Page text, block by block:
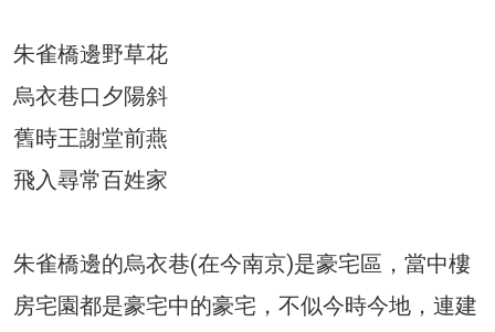
朱雀橋邊野草花
烏衣巷口夕陽斜
舊時王謝堂前燕
飛入尋常百姓家
朱雀橋邊的烏衣巷(在今南京)是豪宅區，當中樓
房宅園都是豪宅中的豪宅，不似今時今地，連建